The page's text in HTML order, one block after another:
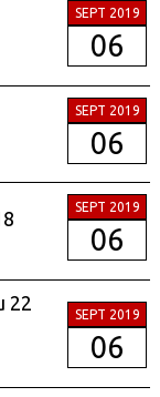
SEPT 2019
06
SEPT 2019
06
SEPT 2019
06
22
SEPT 2019
06